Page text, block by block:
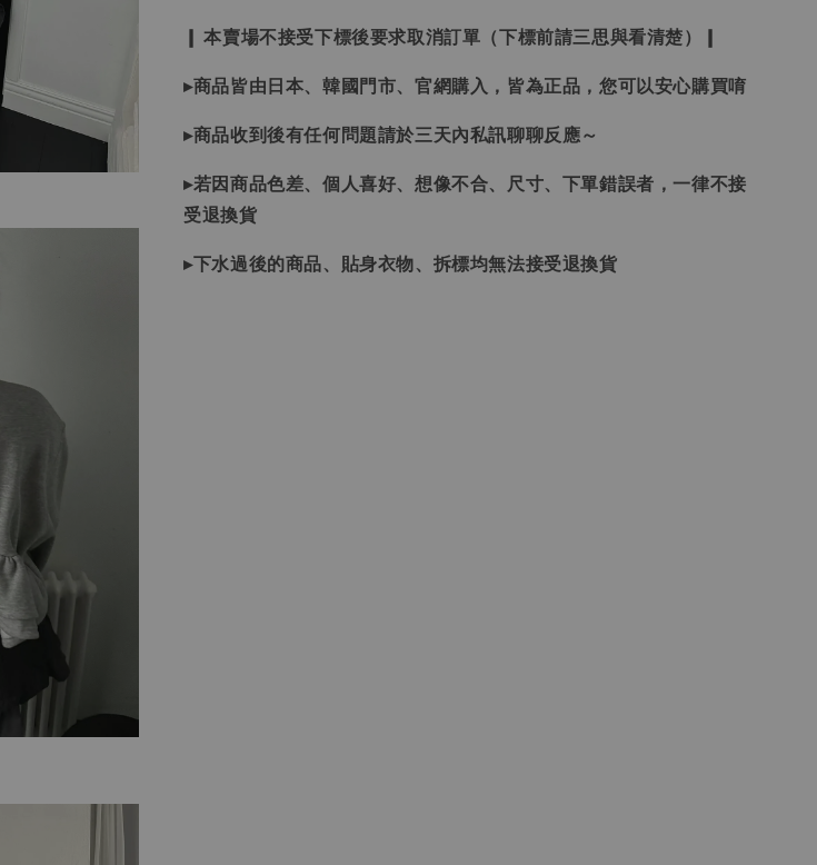
❙ 本賣場不接受下標後要求取消訂單（下標前請三思與看清楚）❙
▸商品皆由日本、韓國門市、官網購入，皆為正品，您可以安心購買唷
▸商品收到後有任何問題請於三天內私訊聊聊反應～
▸若因商品色差、個人喜好、想像不合、尺寸、下單錯誤者，一律不接
受退換貨
▸下水過後的商品、貼身衣物、拆標均無法接受退換貨